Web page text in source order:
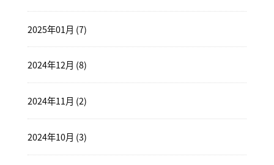
2025年01月 (7)
2024年12月 (8)
2024年11月 (2)
2024年10月 (3)